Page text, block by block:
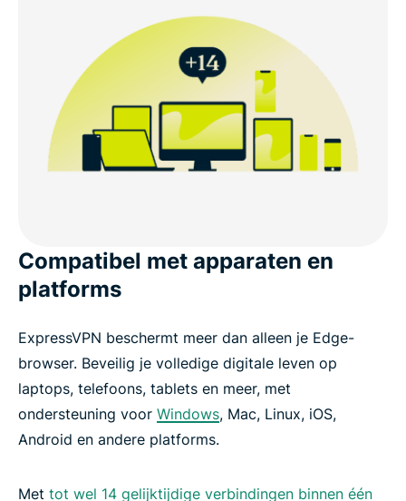
Compatibel met apparaten en
platforms
ExpressVPN beschermt meer dan alleen je Edge-
browser. Beveilig je volledige digitale leven op
laptops, telefoons, tablets en meer, met
ondersteuning voor Windows, Mac, Linux, iOS,
Android en andere platforms.
Met tot wel 14 gelijktijdige verbindingen binnen één